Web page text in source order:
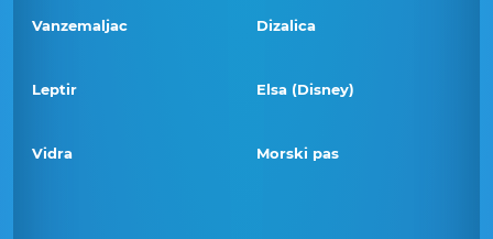
Vanzemaljac Dizalica
Leptir Elsa (Disney)
Vidra Morski pas